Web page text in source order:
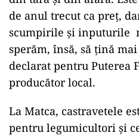
de anul trecut ca preț,
scumpirile și inputurile
sperăm, însă, să țină
declarat pentru Puterea
producător local.
La Matca, castravetele
pentru legumicultori și